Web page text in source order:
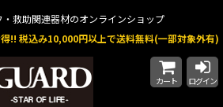
・救助関連器材のオンラインショップ
!! 税込み10,000円以上で送料無料(一部対象外有)
カート ログイン